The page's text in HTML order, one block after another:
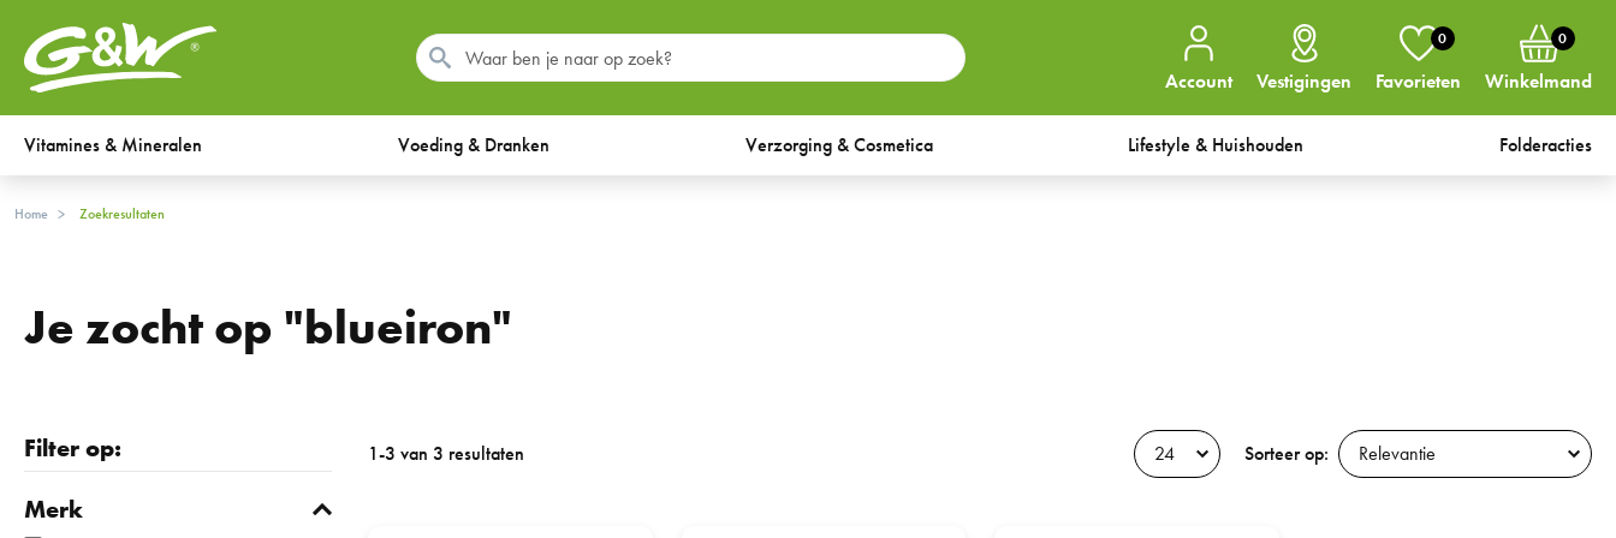
Account Vestigingen
0
Favorieten
0
Winkelmand
Vitamines & Mineralen Voeding & Dranken Verzorging & Cosmetica Lifestyle & Huishouden Folderacties
Home Zoekresultaten
Je zocht op "blueiron"
Filter op:
Merk
1-3 van 3 resultaten Sorteer op: